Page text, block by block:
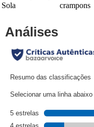
Sola
crampons